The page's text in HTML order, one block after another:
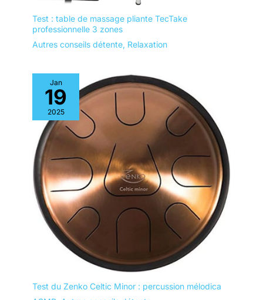
Test : table de massage pliante TecTake
professionnelle 3 zones
Autres conseils détente, Relaxation
Jan
19
2025
Test du Zenko Celtic Minor : percussion mélodica